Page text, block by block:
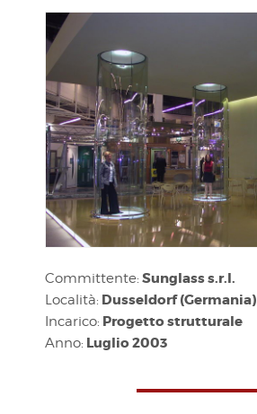
Committente: Sunglass s.r.l.
Località: Dusseldorf (Germania)
Incarico: Progetto strutturale
Anno: Luglio 2003